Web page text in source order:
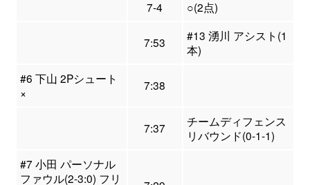
7-4 ○(2点)
7:53
#13 湧川 アシスト(1
本)
#6 下山 2Pシュート
×
7:38
7:37
チームディフェンス
リバウンド(0-1-1)
#7 小田 パーソナル
ファウル(2-3:0) フリ